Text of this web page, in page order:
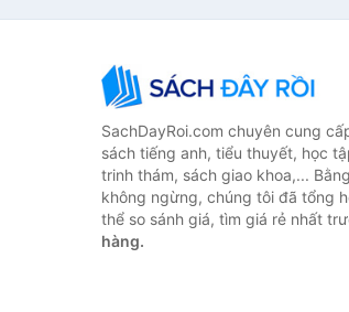
SachDayRoi.com chuyên cung
sách tiếng anh, tiểu thuyết, học
trinh thám, sách giao khoa,...
không ngừng, chúng tôi đã tổng
thể so sánh giá, tìm giá rẻ nhất
hàng.